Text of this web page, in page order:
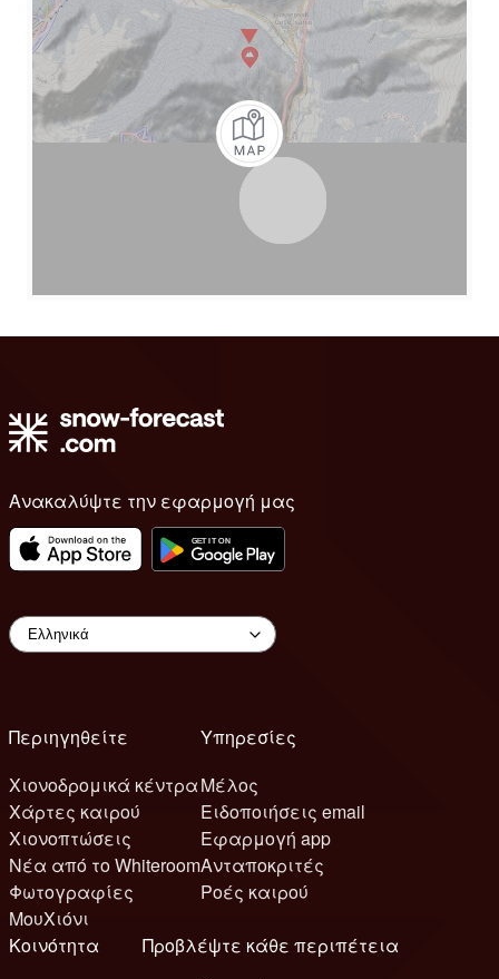
Ανακαλύψτε την εφαρμογή μας
Περιηγηθείτε
Χιονοδρομικά κέντρα
Χάρτες καιρού
Χιονοπτώσεις
Νέα από το Whiteroom
Φωτογραφίες
ΜουΧιόνι
Υπηρεσίες
Μέλος
Ειδοποιήσεις email
Εφαρμογή app
Ανταποκριτές
Ροές καιρού
Κοινότητα
Προβλέψτε κάθε περιπέτεια